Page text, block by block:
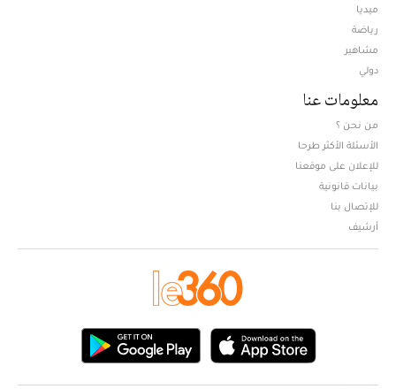
ميديا
رياضة
مشاهير
دولي
معلومات عنا
من نحن ؟
الأسئلة الأكثر طرحا
للإعلان على موقعنا
بيانات قانونية
للإتصال بنا
أرشيف